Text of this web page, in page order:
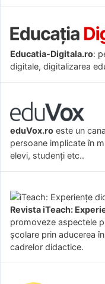
Educatia-Digitala.ro:
digitale, digitalizarea
eduVox.ro este un
persoane implicate în
elevi, studenți etc..
Revista iTeach:
promoveze aspectele
şcolare prin aducerea
cadrelor didactice.